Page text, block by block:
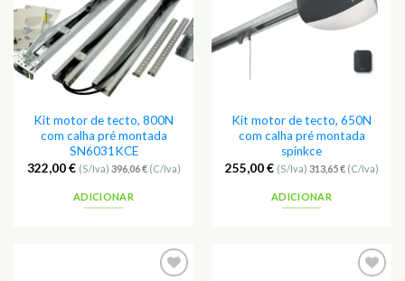
Kit motor de tecto, 800N
com calha pré montada
SN6031KCE
322,00€ (S/Iva) 396,06€(C/Iva)
ADICIONAR
Kit motor de tecto, 650N
com calha pré montada
spinkce
255,00€ (S/Iva) 313,65€(C/Iva)
ADICIONAR